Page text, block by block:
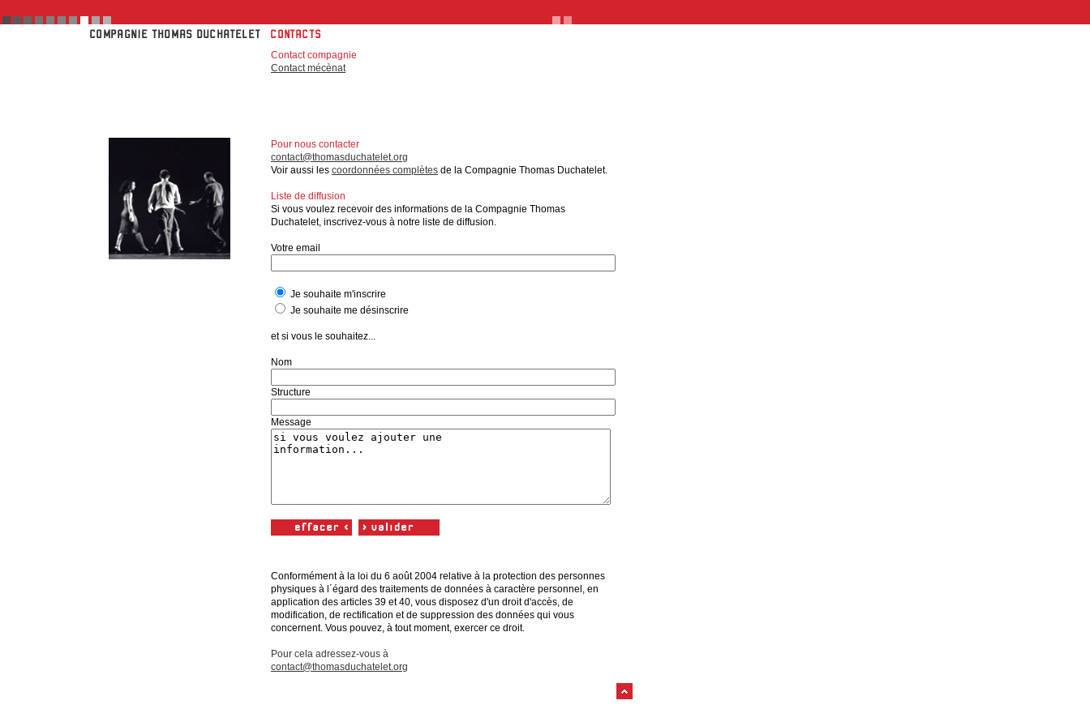
Contact compagnie
Contact mécènat
Pour nous contacter
contact@thomasduchatelet.org
Voir aussi les coordonnées complètes de la Compagnie Thomas Duchatelet.
Liste de diffusion
Si vous voulez recevoir des informations de la Compagnie Thomas
Duchatelet, inscrivez-vous à notre liste de diffusion.
Votre email
Je souhaite m'inscrire
Je souhaite me désinscrire
et si vous le souhaitez...
Nom
Structure
Message
Conformément à la loi du 6 août 2004 relative à la protection des personnes
physiques à l´égard des traitements de données à caractère personnel, en
application des articles 39 et 40, vous disposez d'un droit d'accès, de
modification, de rectification et de suppression des données qui vous
concernent. Vous pouvez, à tout moment, exercer ce droit.
Pour cela adressez-vous à
contact@thomasduchatelet.org